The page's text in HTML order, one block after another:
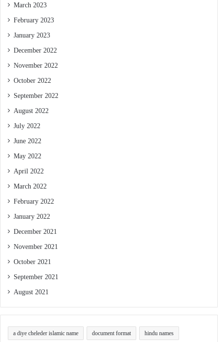
March 2023
February 2023
January 2023
December 2022
November 2022
October 2022
September 2022
August 2022
July 2022
June 2022
May 2022
April 2022
March 2022
February 2022
January 2022
December 2021
November 2021
October 2021
September 2021
August 2021
a diye cheleder islamic name document format hindu names